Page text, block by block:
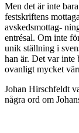
Men det är inte
festskriftens
avskedsmottag-
entrésal. Om inte
unik ställning i
han är. Det var inte
ovanligt mycket
Johan Hirschfeldt
några ord om